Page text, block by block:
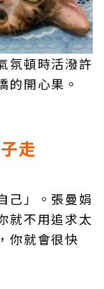
氛頓時活潑許
的開心果。
走
己」。張曼娟
就不用追求太
你就會很快